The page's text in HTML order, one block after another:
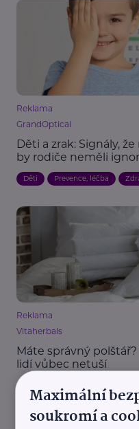
Reklama
GrandOptical
Děti a zrak: Signály,
by rodiče neměli
Děti Prevence, léčba
Reklama
Vitaherbals
Máte správný
lidí vůbec netuší
Maximální
soukromí a